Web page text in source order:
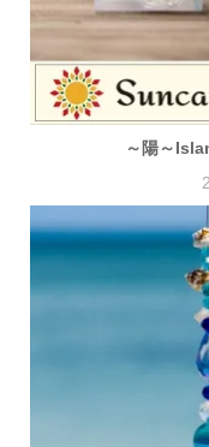
～陽～